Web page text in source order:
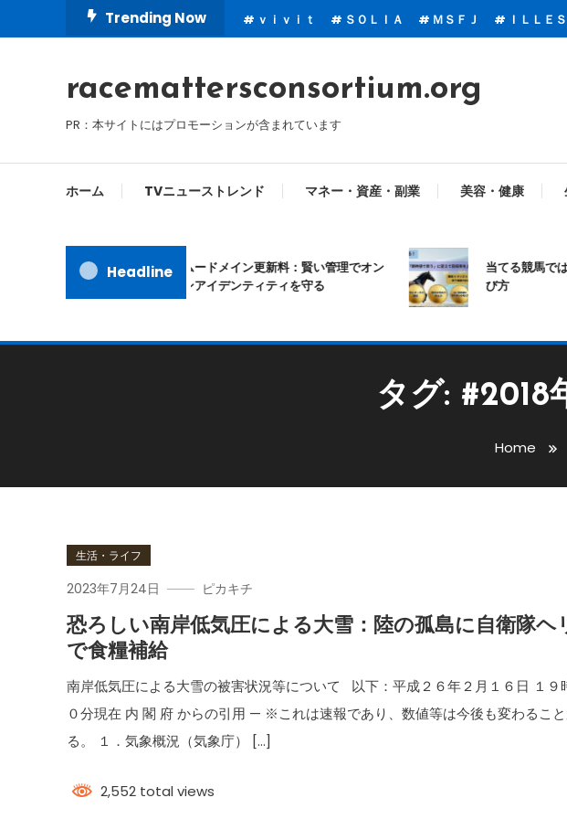
To
Trending Now ｖｉｖｉｔ ＳＯＬＩＡ ＭＳＦＪ ＩＬＬＥ
racemattersconsortium.org
PR：本サイトにはプロモーションが含まれています
ホーム TVニューストレンド マネー・資産・副業 美容・健康
Headlineムームードメイン更新料：賢い管理でオン
ラインアイデンティティを守る
当てる競馬で
び方
タグ: #2018
Home
生活・ライフ
2023年7月24日 ピカキチ
恐ろしい南岸低気圧による大雪：陸の孤島に自衛隊ヘ
で食糧補給
南岸低気圧による大雪の被害状況等について 以下：平成２６年２月１６日 １９
０分現在 内 閣 府 からの引用 — ※これは速報であり、数値等は今後も変わるこ
る。 １．気象概況（気象庁） […]
2,552 total views